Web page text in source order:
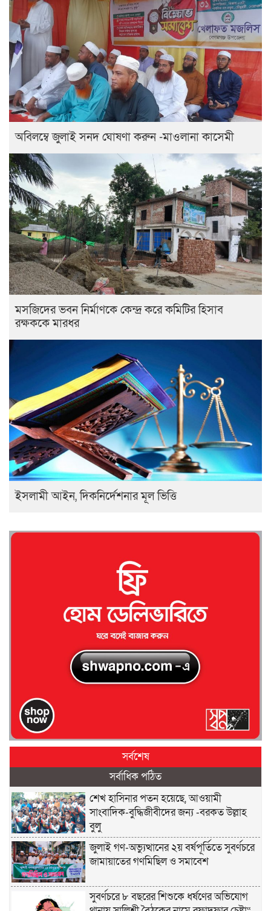
অবিলম্বে জুলাই সনদ ঘোষণা করুন -মাওলানা কাসেমী
মসজিদের ভবন নির্মাণকে কেন্দ্র করে কমিটির হিসাব
রক্ষককে মারধর
ইসলামী আইন, দিকনির্দেশনার মূল ভিত্তি
সর্বশেষ
সর্বাধিক পঠিত
শেখ হাসিনার পতন হয়েছে, আওয়ামী
সাংবাদিক-বুদ্ধিজীবীদের জন্য -বরকত উল্লাহ
বুলু
জুলাই গণ-অভ্যুত্থানের ২য় বর্ষপূর্তিতে সুবর্ণচরে
জামায়াতের গণমিছিল ও সমাবেশ
সুবর্ণচরে ৮ বছরের শিশুকে ধর্ষণের অভিযোগ